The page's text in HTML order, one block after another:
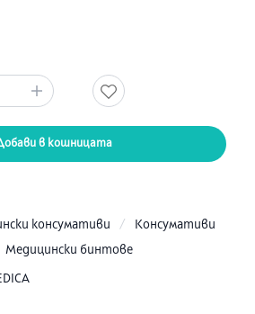
в кошницата
консумативи /
Консумативи
Медицински бинтове